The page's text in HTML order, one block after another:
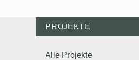
PROJEKTE
Alle Projekte